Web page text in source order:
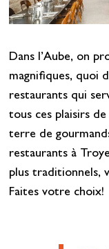
Dans l’Aube, on
magnifiques, quoi
restaurants qui
tous ces plaisirs
terre de
restaurants à
plus traditionnels,
Faites votre choix!